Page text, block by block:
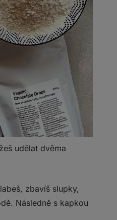
udělat dvěma
zbavíš slupky,
Následně s kapkou